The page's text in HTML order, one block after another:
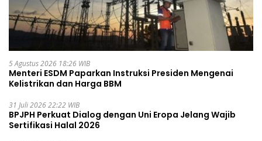
5 Agustus 2026 18:26 WIB
Menteri ESDM Paparkan Instruksi Presiden Mengenai
Kelistrikan dan Harga BBM
31 Juli 2026 22:22 WIB
BPJPH Perkuat Dialog dengan Uni Eropa Jelang Wajib
Sertifikasi Halal 2026